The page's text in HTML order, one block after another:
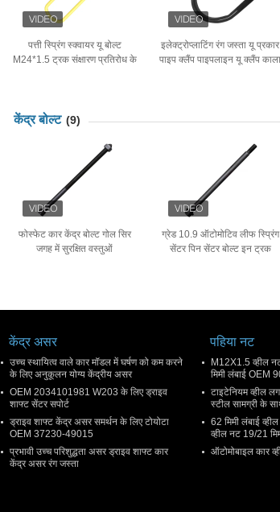
पत्ती स्प्रिंग स्क्वायर यू बोल्ट
M24*1.5 ट्रक संक्षारण प्रतिरोध के
इलेक्ट्रोप्लाटिंग रंग जस्ता यू प्रकार
पाइप क्लैंप पाइपलाइन यू क्लैंप काला
केंद्र बोल्ट (9)
फोस्फेट कार केंद्र बोल्ट गोल सिर
जगह में सुरक्षित वस्तुओं
ग्रेड 10.9 ऑटोमोटिव लीफ स्प्रिंग
सेंटर पिन सेंटर बोल्ट इन ट्रक
केंद्र असर
उच्च स्थायित्व वाले कार मॉडल में घर्षण को कम करने
के लिए अनुकूलन योग्य केंद्रीय असर
OEM 2034101981 W203 के लिए ड्राइव
शाफ्ट सेंटर सपोर्ट
ड्राइव शाफ्ट केंद्र असर समर्थन के लिए टोयोटा
OEM 37230-49015
प्रभावी उच्च परिशुद्धता असर ड्राइव शाफ्ट कार
केंद्र असर रंग जस्ता
पहिया नट
M12X1.5 व्हील
मिमी लंबाई OEM
टाइटेनियम व्हील
स्टील सामग्री के
62 मिमी लंबाई
व्हील नट 19/21
ऑटोमोबाइल कार